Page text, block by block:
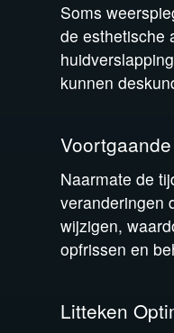
Soms
de esthetische
kunnen
Naarmate de
veranderingen
wijzigen,
opfrissen en
Litteken